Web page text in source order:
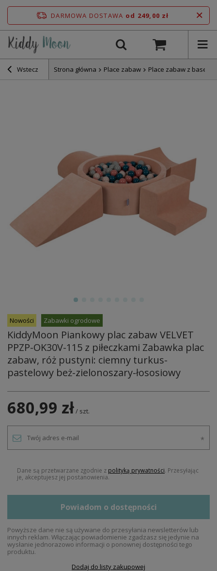
DARMOWA DOSTAWA od 249,00 zł
Wstecz Strona główna Place zabaw Place zabaw z
Nowości Zabawki ogrodowe
KiddyMoon Piankowy plac zabaw VELVET
PPZP-OK30V-115 z piłeczkami Zabawka plac
zabaw, róż pustyni: ciemny turkus-
pastelowy beż-zielonoszary-łososiowy
680,99 zł/ szt.
Dane są przetwarzane zgodnie z polityką prywatności. Przesyłając
je, akceptujesz jej postanowienia.
Powiadom o dostępności
Powyższe dane nie są używane do przesyłania newsletterów lub
innych reklam. Włączając powiadomienie zgadzasz się jedynie na
wysłanie jednorazowo informacji o ponownej dostępności tego
produktu.
Dodaj do listy zakupowej